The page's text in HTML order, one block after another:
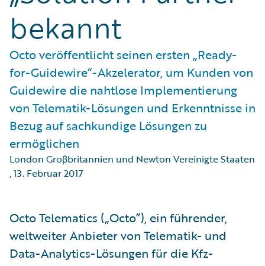
bekannt
Octo veröffentlicht seinen ersten „Ready-
for-Guidewire“-Akzelerator, um Kunden von
Guidewire die nahtlose Implementierung
von Telematik-Lösungen und Erkenntnisse in
Bezug auf sachkundige Lösungen zu
ermöglichen
London Groβbritannien und Newton Vereinigte Staaten
,13. Februar 2017
Octo Telematics („Octo”), ein führender,
weltweiter Anbieter von Telematik- und
Data-Analytics-Lösungen für die Kfz-